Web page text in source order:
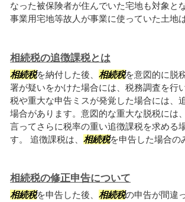
なった被保険者が住んでいた宅地も対象と
事業用宅地等故人が事業に使っていた土地
相続税の追徴課税とは
相続税を納付した後、 相続税を意図的に脱
署が疑いをかけた場合には、税務調査を行
税や重大な申告ミスが発覚した場合には、
場合があります。意図的な重大な脱税には
言ってさらに税率の重い追徴課税を求める
す。 追徴課税は、 相続税を申告した場合の
相続税の修正申告について
相続税を申告した後、 相続税の申告が間違